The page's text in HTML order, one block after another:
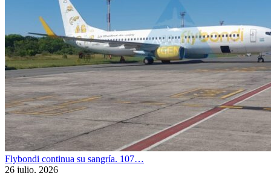
Flybondi continua su sangría. 107…
26 julio, 2026